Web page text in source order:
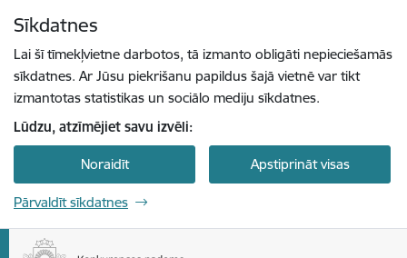
Sīkdatnes
Lai šī tīmekļvietne darbotos, tā izmanto obligāti nepieciešamās
sīkdatnes. Ar Jūsu piekrišanu papildus šajā vietnē var tikt
izmantotas statistikas un sociālo mediju sīkdatnes.
Lūdzu, atzīmējiet savu izvēli:
Noraidīt Apstiprināt visas
Pārvaldīt sīkdatnes